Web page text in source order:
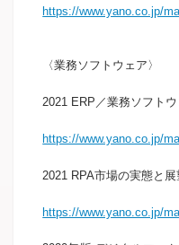
https://www.yano.co.jp/
〈業務ソフトウェア〉
2021 ERP／業務ソフト
https://www.yano.co.jp/
2021 RPA市場の実態と展
https://www.yano.co.jp/